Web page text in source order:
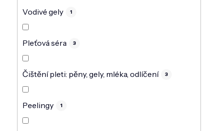
Vodivé gely 1
Pleťová séra 3
Čištění pleti: pěny, gely, mléka, odlíčení 3
Peelingy 1